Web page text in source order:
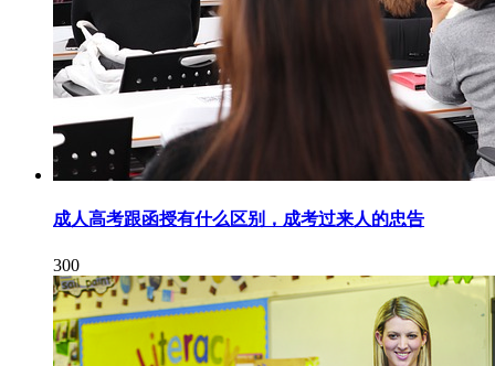
成人高考跟函授有什么区别，成考过来人的忠告
300